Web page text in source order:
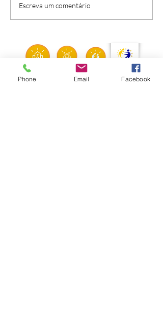
Escreva um comentário
Phone Email Facebook